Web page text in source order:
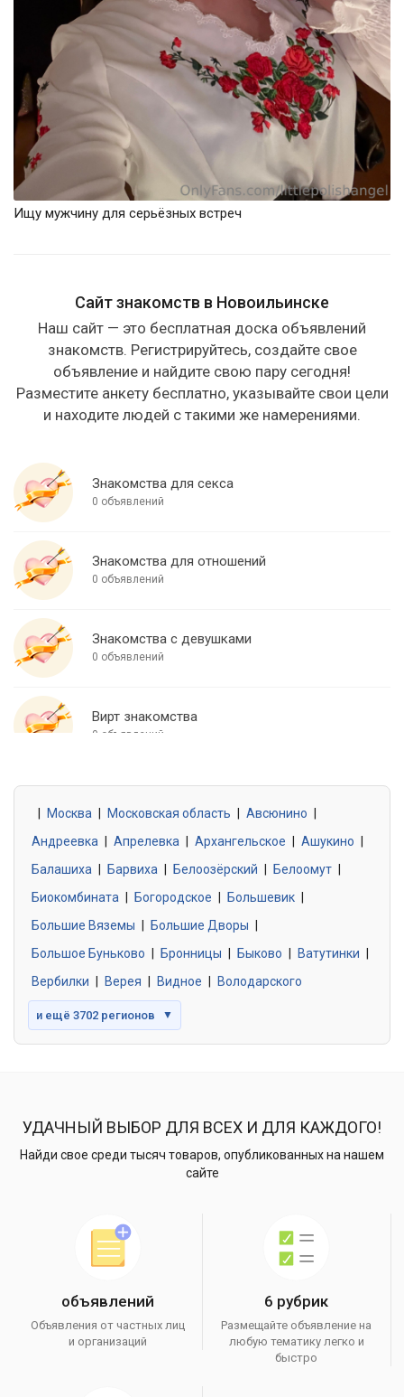
Ищу мужчину для серьёзных встреч
Сайт знакомств в Новоильинске
Наш сайт — это бесплатная доска объявлений
знакомств. Регистрируйтесь, создайте свое
объявление и найдите свою пару сегодня!
Разместите анкету бесплатно, указывайте свои цели
и находите людей с такими же намерениями.
Знакомства для секса
0 объявлений
Знакомства для отношений
0 объявлений
Знакомства с девушками
0 объявлений
Вирт знакомства
0 объявлений
0 объявлений
Знакомства без обязательств
0 объявлений
Москва Московская область Авсюнино
Андреевка
Апрелевка Архангельское Ашукино
Балашиха
Барвиха Белоозёрский Белоомут
Биокомбината
Богородское Большевик
Большие Вяземы
Большие Дворы
Большое Буньково
Бронницы Быково Ватутинки
Вербилки
Верея Видное Володарского
и ещё 3702 регионов ▼
УДАЧНЫЙ ВЫБОР ДЛЯ ВСЕХ И ДЛЯ КАЖДОГО!
Найди свое среди тысяч товаров, опубликованных на нашем
сайте
объявлений
Объявления от частных лиц
и организаций
6 рубрик
Размещайте объявление на
любую тематику легко и
быстро